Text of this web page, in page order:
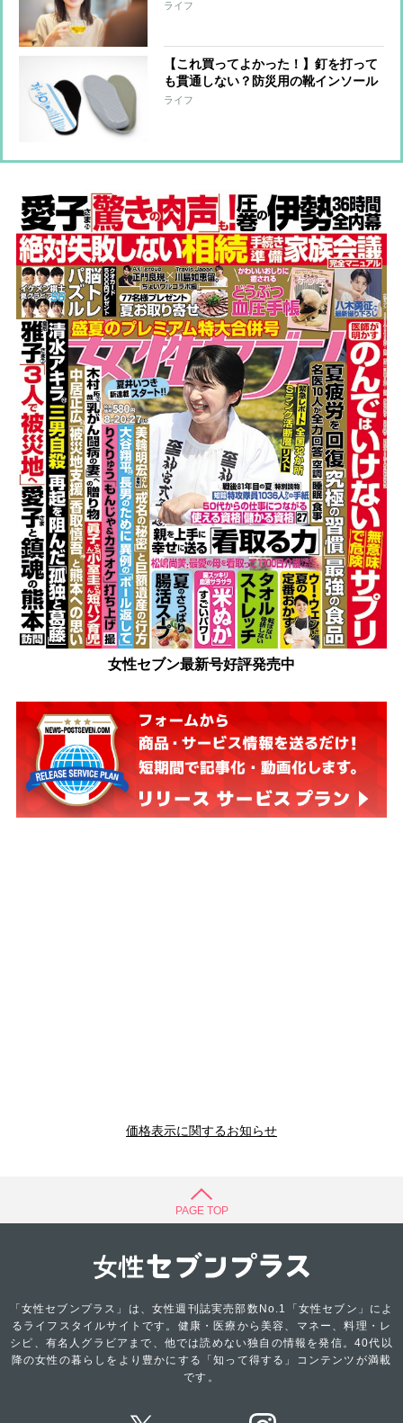
え方
ライフ
【これ買ってよかった！】釘を打って
も貫通しない？防災用の靴インソール
を防災のプロが普段使いする理由
ライフ
女性セブン最新号好評発売中
価格表示に関するお知らせ
PAGE TOP
「女性セブンプラス」は、女性週刊誌実売部数No.1「女性セブン」によ
るライフスタイルサイトです。健康・医療から美容、マネー、料理・レ
シピ、有名人グラビアまで、他では読めない独自の情報を発信。40代以
降の女性の暮らしをより豊かにする「知って得する」コンテンツが満載
です。